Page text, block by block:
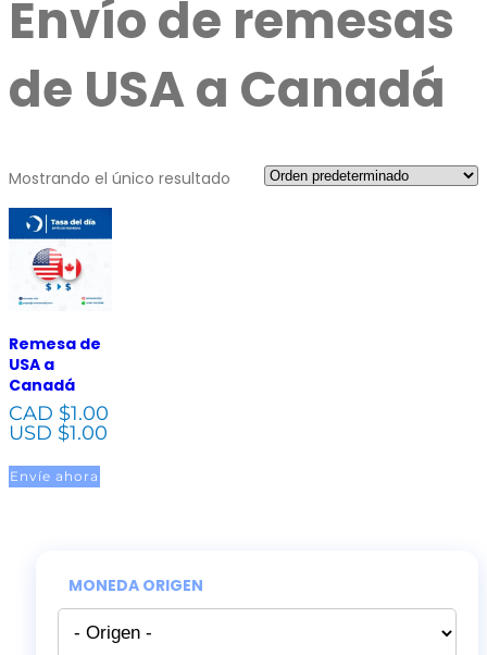
Envío de remesas
de USA a Canadá
Mostrando el único resultado
Remesa de
USA a
Canadá
CAD $1.00
USD $1.00
Envíe ahora
MONEDA ORIGEN